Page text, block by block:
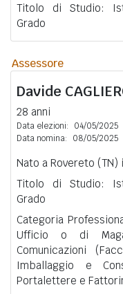
Titolo di Studio:
Grado
Assessore
Davide
28 anni
Data elezioni:
04/05/2025
Data nomina:
08/05/2025
Nato a Rovereto (TN)
Titolo di Studio:
Grado
Categoria
Ufficio o di
Comunicazioni
Imballaggio e
Portalettere e